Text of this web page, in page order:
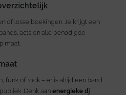
of losse boekingen. Je krijgt een
acts en alle benodigde
maat.
funk of rock – er is altijd een band
Denk aan energieke dj